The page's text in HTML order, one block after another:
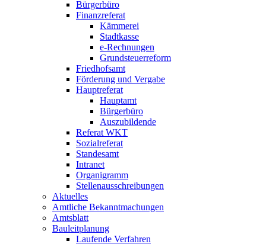
Bürgerbüro
Finanzreferat
Kämmerei
Stadtkasse
e-Rechnungen
Grundsteuerreform
Friedhofsamt
Förderung und Vergabe
Hauptreferat
Hauptamt
Bürgerbüro
Auszubildende
Referat WKT
Sozialreferat
Standesamt
Intranet
Organigramm
Stellenausschreibungen
Aktuelles
Amtliche Bekanntmachungen
Amtsblatt
Bauleitplanung
Laufende Verfahren